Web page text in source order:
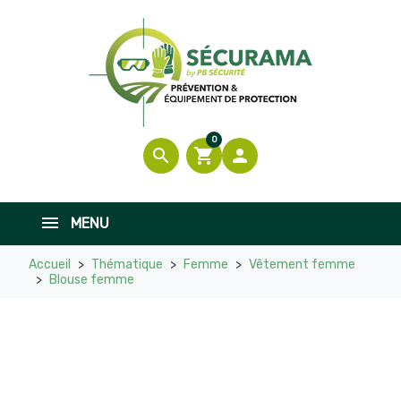
search shopping_cart
0

MENU
Accueil Thématique Femme
Vêtement femme
Blouse femme
